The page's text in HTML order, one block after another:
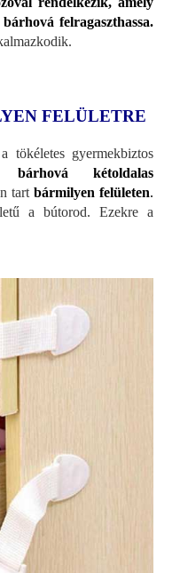
felragaszthassa.
FELÜLETRE
tökéletes gyermekbiztos
bárhová kétoldalas
tart bármilyen felületen.
a bútorod. Ezekre a